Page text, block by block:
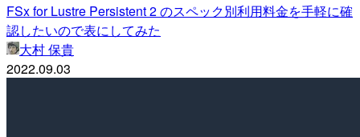
FSx for Lustre Persistent 2 のスペック別利用料金を手軽に確
認したいので表にしてみた
大村 保貴
2022.09.03